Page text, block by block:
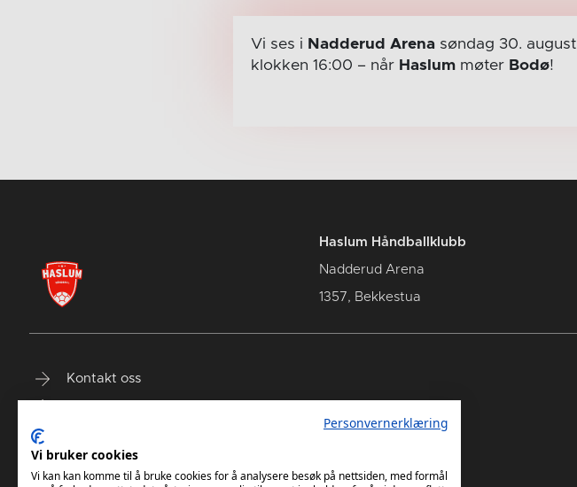
Vi ses i Nadderud Arenasøndag 30. august
klokken 16:00 – når Haslummøter Bodø!
Haslum Håndballklubb
Nadderud Arena
1357, Bekkestua
Kontakt oss
Personvernerklæring
Vi bruker cookies
Vi kan kan komme til å bruke cookies for å analysere besøk på nettsiden, med formål